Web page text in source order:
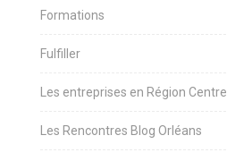
Formations
Fulfiller
Les entreprises en Région Centre
Les Rencontres Blog Orléans